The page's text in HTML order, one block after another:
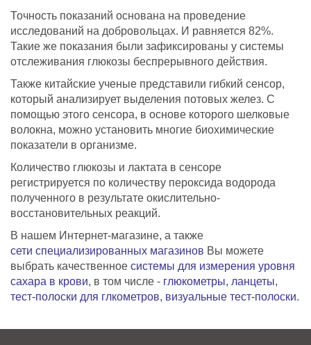
Точность показаний основана на проведение
исследований на добровольцах. И равняется 82%.
Такие же показания были зафиксированы у системы
отслеживания глюкозы беспрерывного действия.
Также китайские ученые представили гибкий сенсор,
который анализирует выделения потовых желез. С
помощью этого сенсора, в основе которого шелковые
волокна, можно установить многие биохимические
показатели в организме.
Количество глюкозы и лактата в сенсоре
регистрируется по количеству пероксида водорода
полученного в результате окислительно-
восстановительных реакций.
В нашем Интернет-магазине, а также
сети специализированных магазинов Вы можете
выбрать качественное системы для измерения уровня
сахара в крови, в том числе - глюкометры, ланцеты,
тест-полоски для глкометров, визуальные тест-полоски.